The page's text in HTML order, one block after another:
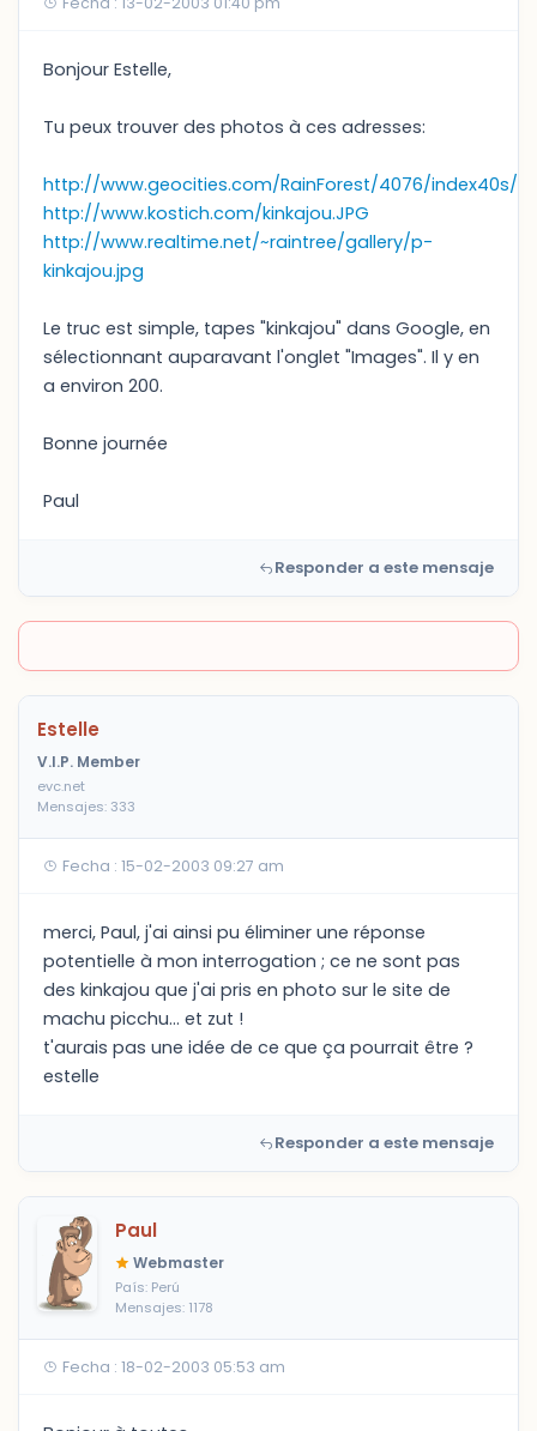
Bonjour Estelle,
Tu peux trouver des photos à ces adresses:
http://www.geocities.com/RainForest/4076/index40s/
http://www.kostich.com/kinkajou.JPG
http://www.realtime.net/~raintree/gallery/p-
kinkajou.jpg
Le truc est simple, tapes "kinkajou" dans Google, en
sélectionnant auparavant l'onglet "Images". Il y en
a environ 200.
Bonne journée
Paul
Responder a este mensaje
Estelle
V.I.P. Member
evc.net
Mensajes: 333
Fecha : 15-02-2003 09:27 am
merci, Paul, j'ai ainsi pu éliminer une réponse
potentielle à mon interrogation ; ce ne sont pas
des kinkajou que j'ai pris en photo sur le site de
machu picchu... et zut !
t'aurais pas une idée de ce que ça pourrait être ?
estelle
Responder a este mensaje
Paul
Webmaster
País: Perú
Mensajes: 1178
Fecha : 18-02-2003 05:53 am